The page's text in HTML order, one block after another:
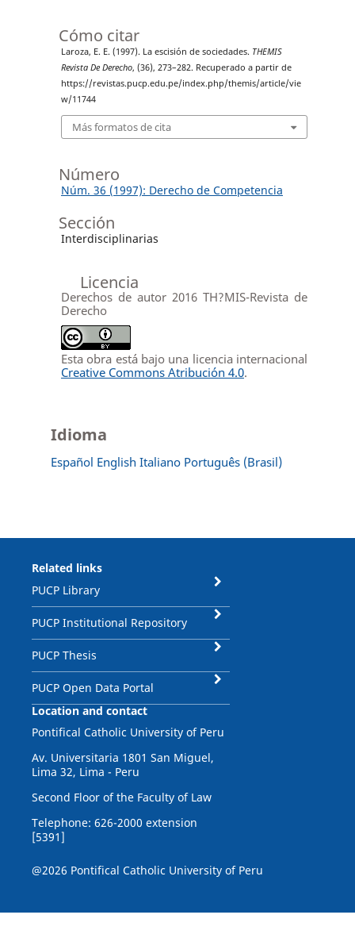
Cómo citar
Laroza, E. E. (1997). La escisión de sociedades. THEMIS
Revista De Derecho, (36), 273–282. Recuperado a partir de
https://revistas.pucp.edu.pe/index.php/themis/article/vie
w/11744
Más formatos de cita
Número
Núm. 36 (1997): Derecho de Competencia
Sección
Interdisciplinarias
Licencia
Derechos de autor 2016 TH?MIS-Revista de
Derecho
Esta obra está bajo una licencia internacional
Creative Commons Atribución 4.0.
Idioma
Español English Italiano Português (Brasil)
Related links
PUCP Library
PUCP Institutional Repository
PUCP Thesis
PUCP Open Data Portal
Location and contact
Pontifical Catholic University of Peru
Av. Universitaria 1801 San Miguel,
Lima 32, Lima - Peru
Second Floor of the Faculty of Law
Telephone: 626-2000 extension
[5391]
@2026 Pontifical Catholic University of Peru